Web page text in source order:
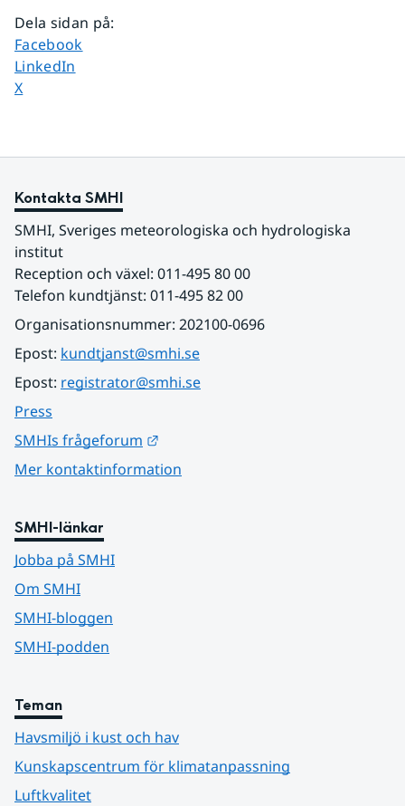
Dela sidan på:
Dela sidan på
Facebook
Dela sidan på
LinkedIn
Dela sidan på
X
Kontakta SMHI
SMHI, Sveriges meteorologiska och hydrologiska
institut
Reception och växel: 011-495 80 00
Telefon kundtjänst: 011-495 82 00
Organisationsnummer: 202100-0696
Epost: kundtjanst@smhi.se
Epost: registrator@smhi.se
Press
SMHIs frågeforum
Mer kontaktinformation
SMHI-länkar
Jobba på SMHI
Om SMHI
SMHI-bloggen
SMHI-podden
Teman
Havsmiljö i kust och hav
Kunskapscentrum för klimatanpassning
Luftkvalitet